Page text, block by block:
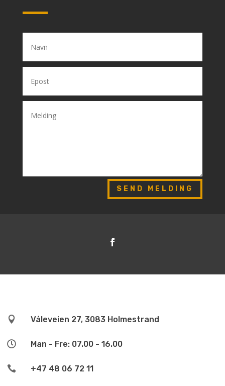
SEND MELDING
 Våleveien 27, 3083 Holmestrand
 Man - Fre: 07.00 - 16.00
 +47 48 06 72 11